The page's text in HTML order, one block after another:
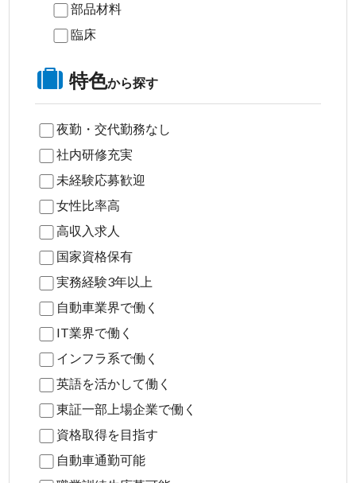
部品材料
臨床
特色から探す
夜勤・交代勤務なし
社内研修充実
未経験応募歓迎
女性比率高
高収入求人
国家資格保有
実務経験3年以上
自動車業界で働く
IT業界で働く
インフラ系で働く
英語を活かして働く
東証一部上場企業で働く
資格取得を目指す
自動車通勤可能